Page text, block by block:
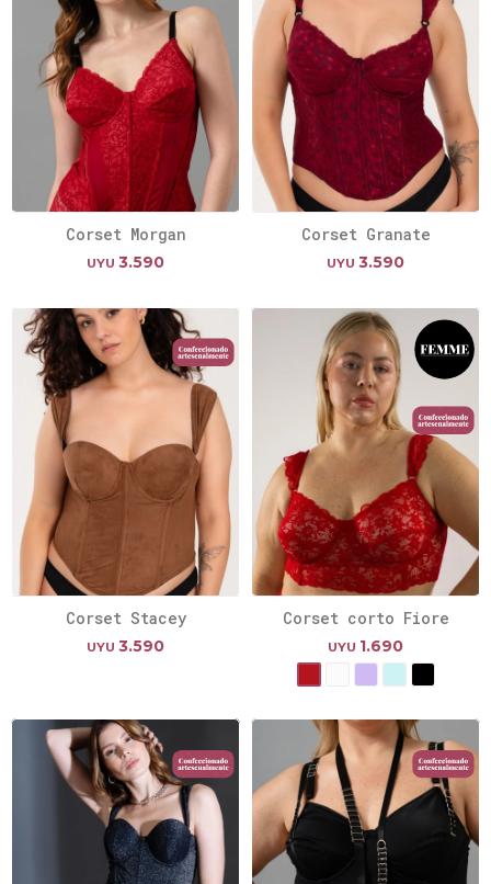
Corset Morgan
UYU 3.590
Corset Granate
UYU 3.590
Corset Stacey
UYU 3.590
Corset corto Fiore
UYU 1.690